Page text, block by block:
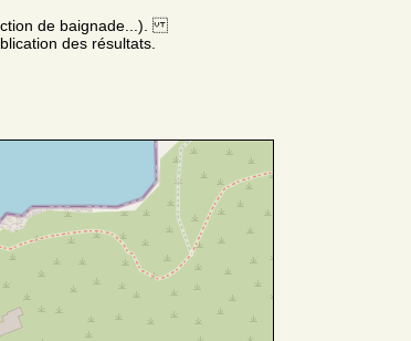
de baignade...).
des résultats.